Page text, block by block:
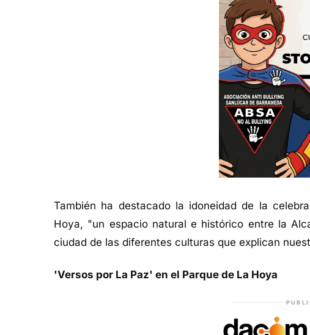
También ha destacado la idoneidad de la
Hoya, "un espacio natural e histórico entre la
ciudad de las diferentes culturas que explican
'Versos por La Paz' en el Parque de La Hoya